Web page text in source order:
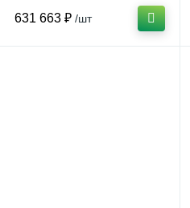
631 663 ₽ /шт